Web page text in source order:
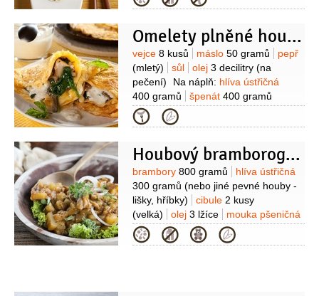
1 kus
sójová omáčka2 lžíce
olej
Omelety plněné houbami a špenátem
Suroviny
vejce 8 kusů máslo 50 gramů
pepř
(mletý)
sůl olej 3 decilitry (na
pečení)
Na náplň: hlíva ústřičná
400 gramů
špenát 400 gramů
(čerstvý, listový)
(mletý)
sůl3 špetky Na omáčku:
1 kus (střední)
olej olivový
4 lžíce
mandle 40 gramů
(nakrájené,
bez slupky)
droždí 1 kostka
sůl
2 špetky
Kategorie
Houbový bramboroguláš
Suroviny
brambory 800 gramů
hlíva ústřičná
300 gramů (nebo jiné pevné houby -
lišky, hříbky)
cibule 2 kusy
(velká)
olej 3 lžíce
mouka pšeničná
hladká2 lžíce
paprika sladká
2 lžičky
paprika pálivá
Kategorie